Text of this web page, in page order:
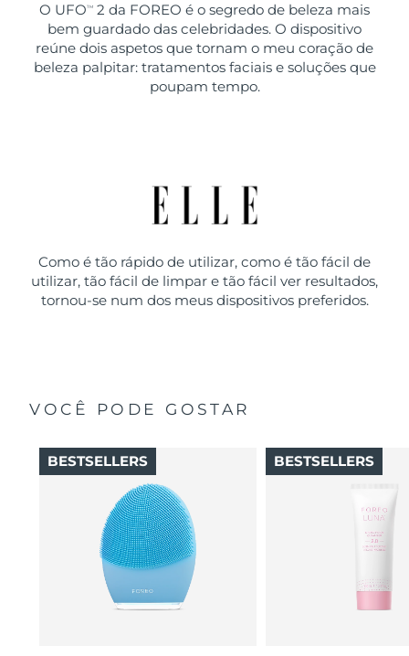
O UFO TM
2 da FOREO é o segredo de beleza mais
bem guardado das celebridades. O dispositivo
reúne dois aspetos que tornam o meu coração de
beleza palpitar: tratamentos faciais e soluções que
poupam tempo.
Como é tão rápido de utilizar, como é tão fácil de
utilizar, tão fácil de limpar e tão fácil ver resultados,
tornou-se num dos meus dispositivos preferidos.
VOCÊ PODE GOSTAR
BESTSELLERS BESTSELLERS